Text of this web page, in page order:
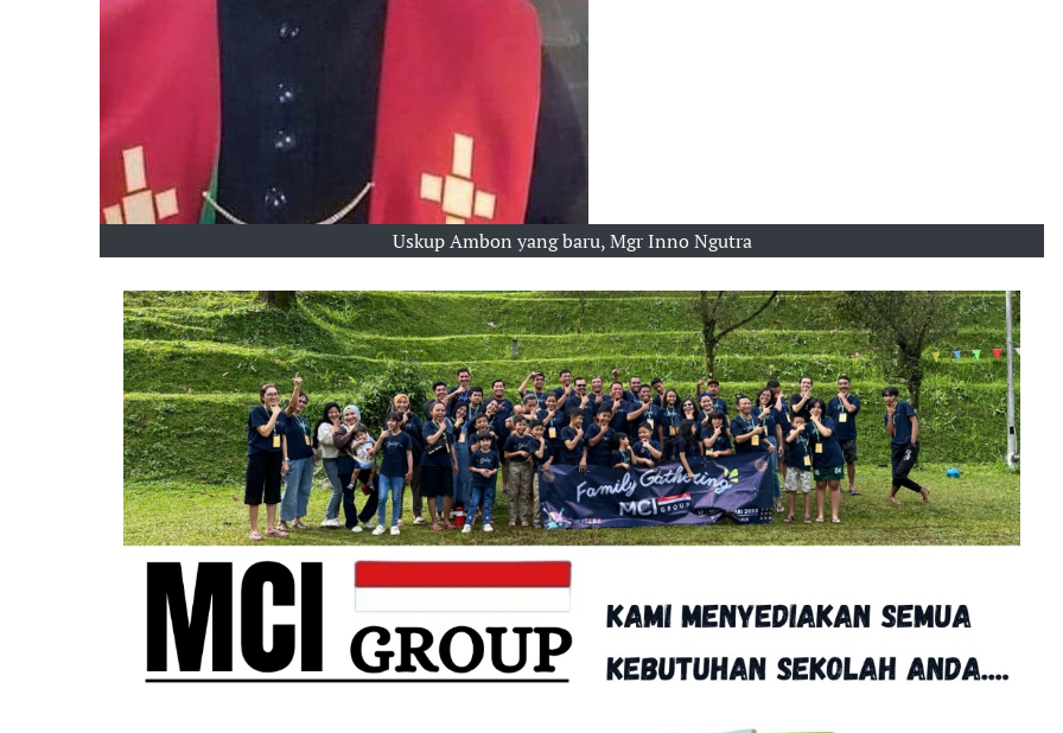
Uskup Ambon yang baru, Mgr Inno Ngutra